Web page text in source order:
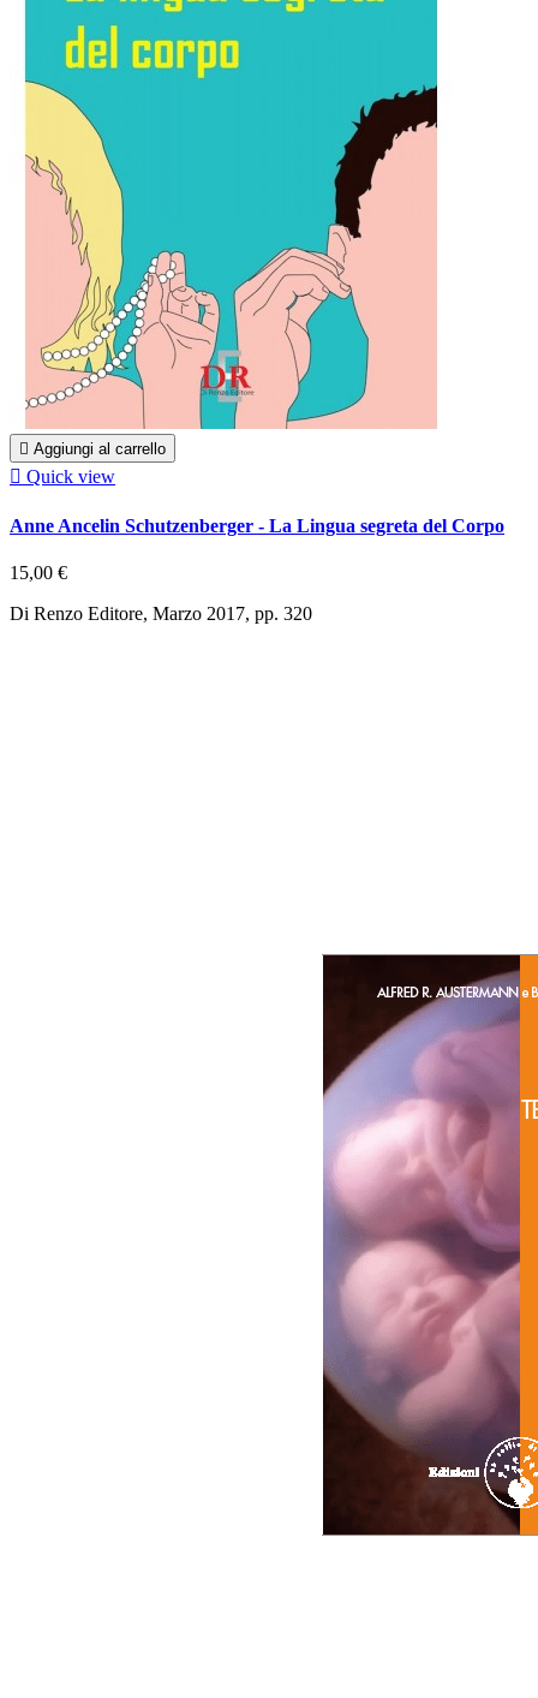
 Aggiungi al carrello
 Quick view
Anne Ancelin Schutzenberger - La Lingua segreta del Corpo
15,00 €
Di Renzo Editore, Marzo 2017, pp. 320